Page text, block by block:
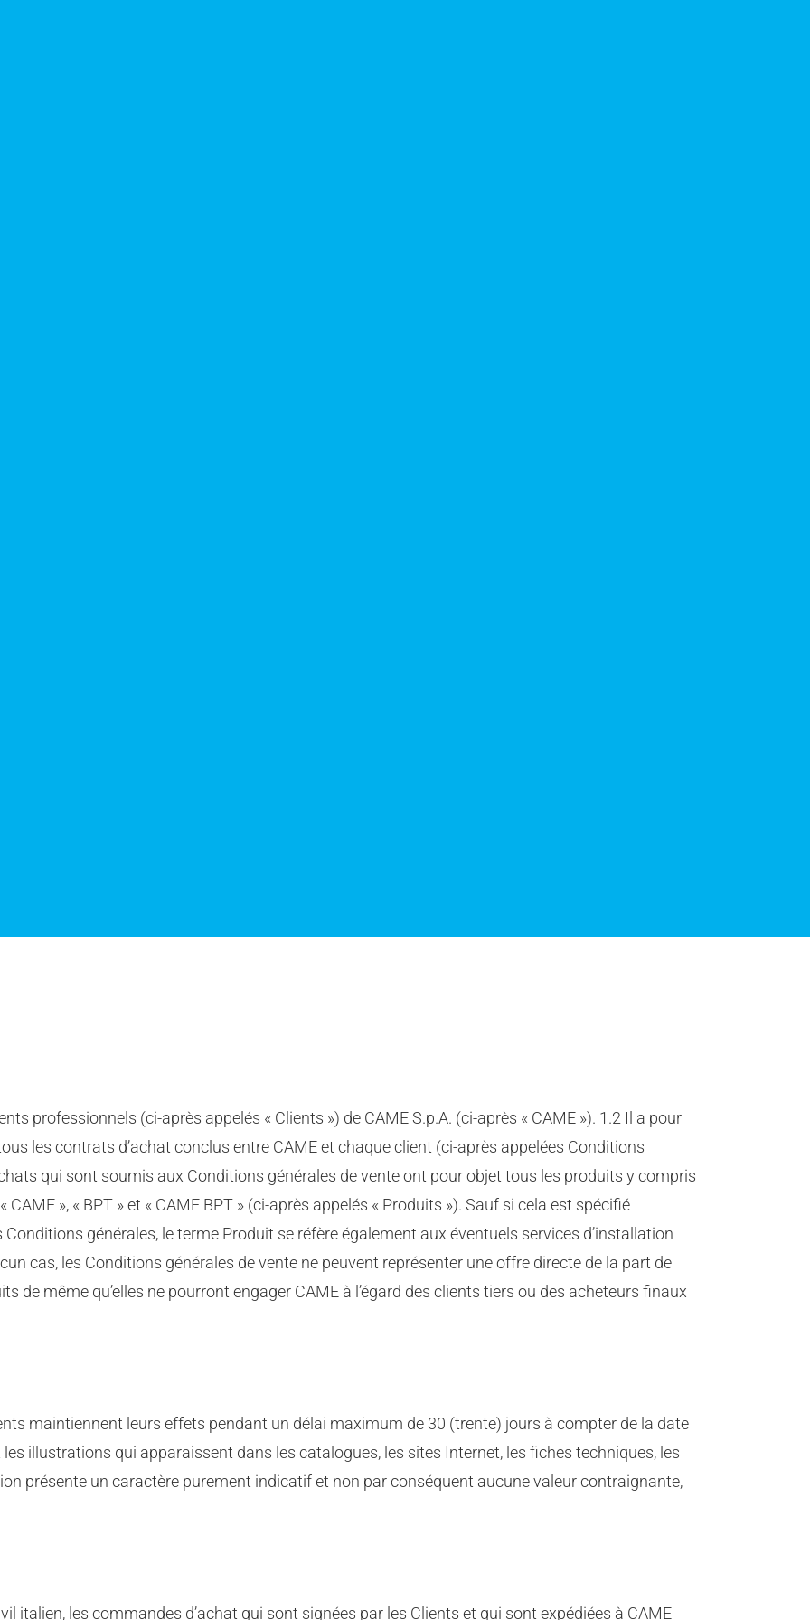
professionnels (ci-après appelés « Clients ») de CAME S.p.A. (ci-après « CAME »). 1.2 Il a pour
les contrats d’achat conclus entre CAME et chaque client (ci-après appelées Conditions
qui sont soumis aux Conditions générales de vente ont pour objet tous les produits y compris
», « BPT » et « CAME BPT » (ci-après appelés « Produits »). Sauf si cela est spécifié
générales, le terme Produit se réfère également aux éventuels services d’installation
cas, les Conditions générales de vente ne peuvent représenter une offre directe de la part de
de même qu’elles ne pourront engager CAME à l’égard des clients tiers ou des acheteurs finaux
maintiennent leurs effets pendant un délai maximum de 30 (trente) jours à compter de la date
les illustrations qui apparaissent dans les catalogues, les sites Internet, les fiches techniques, les
présente un caractère purement indicatif et non par conséquent aucune valeur contraignante,
italien, les commandes d’achat qui sont signées par les Clients et qui sont expédiées à CAME